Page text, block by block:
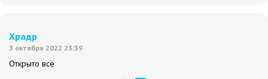
Храдр
3 октября 2022 23:39
Открыто всё